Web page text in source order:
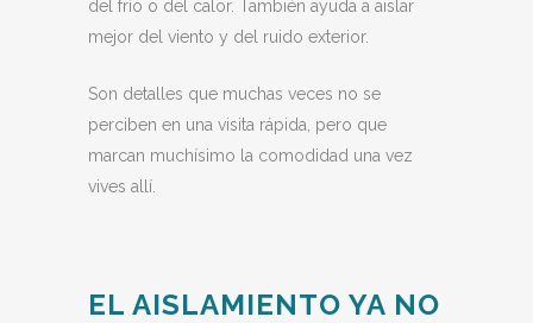
del frío o del calor. También ayuda a aislar
mejor del viento y del ruido exterior.
Son detalles que muchas veces no se
perciben en una visita rápida, pero que
marcan muchísimo la comodidad una vez
vives allí.
EL AISLAMIENTO YA NO